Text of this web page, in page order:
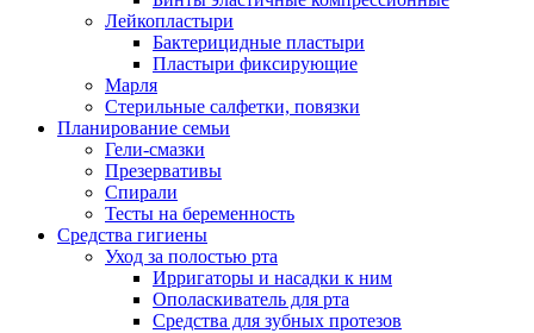
Лейкопластыри
Бактерицидные пластыри
Пластыри фиксирующие
Марля
Стерильные салфетки, повязки
Планирование семьи
Гели-смазки
Презервативы
Спирали
Тесты на беременность
Средства гигиены
Уход за полостью рта
Ирригаторы и насадки к ним
Ополаскиватель для рта
Средства для зубных протезов